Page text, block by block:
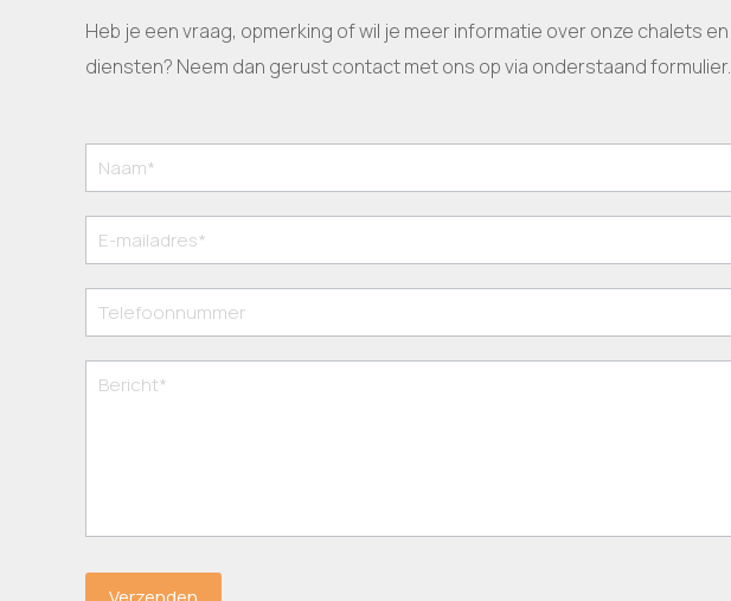
Heb je een vraag, opmerking of wil je meer informatie over onze chalets en
diensten? Neem dan gerust contact met ons op via onderstaand formulier.
Contact